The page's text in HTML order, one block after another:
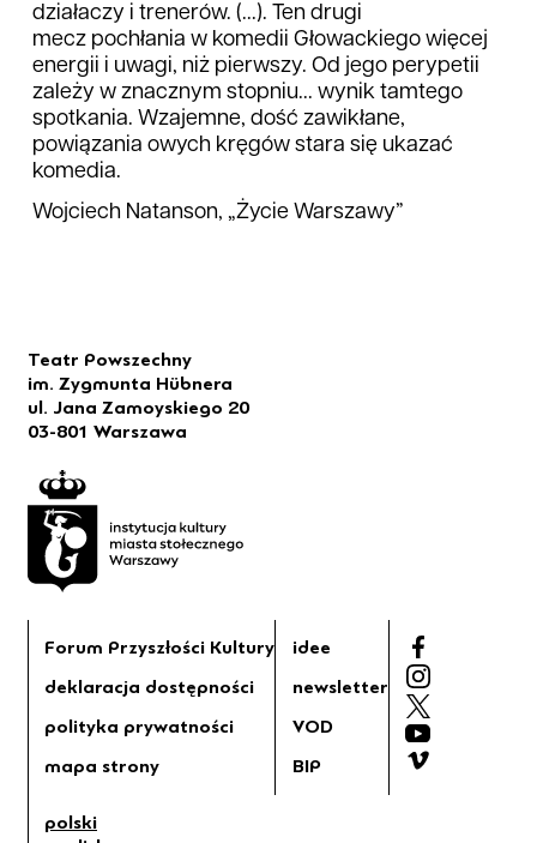
działaczy i trenerów. (...). Ten drugi
mecz pochłania w komedii Głowackiego więcej
energii i uwagi, niż pierwszy. Od jego perypetii
zależy w znacznym stopniu... wynik tamtego
spotkania. Wzajemne, dość zawikłane,
powiązania owych kręgów stara się ukazać
komedia.
Wojciech Natanson, „Życie Warszawy”
Teatr Powszechny
im. Zygmunta Hübnera
ul. Jana Zamoyskiego 20
03-801 Warszawa
Forum Przyszłości Kultury
deklaracja dostępności
polityka prywatności
mapa strony
idee
newsletter
VOD
BIP
polski